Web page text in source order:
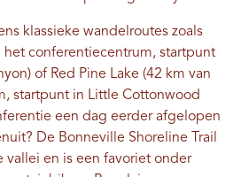
klassieke wandelroutes zoals
het conferentiecentrum, startpunt
of Red Pine Lake (42 km van
startpunt in Little Cottonwood
een dag eerder afgelopen
De Bonneville Shoreline Trail
vallei en is een favoriet onder